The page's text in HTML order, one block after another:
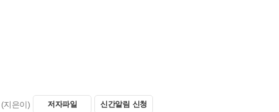
(지은이) 저자파일 신간알림 신청